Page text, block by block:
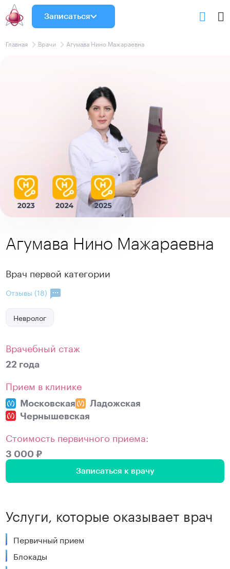
Записаться
Главная Врачи Агумава Нино Мажараевна
Агумава Нино Мажараевна
Врач первой категории
Отзывы (18)
Невролог
Врачебный стаж
22 года
Прием в клинике
Московская
Ладожская
Чернышевская
Стоимость первичного приема:
3 000 ₽
Записаться к врачу
Услуги, которые оказывает врач
Первичный прием
Блокады